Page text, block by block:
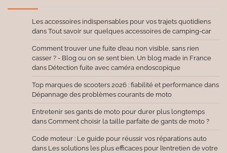
Les accessoires indispensables pour vos trajets quotidiens
dans Tout savoir sur quelques accessoires de camping-car
Comment trouver une fuite d’eau non visible, sans rien
casser ? - Blog ou on se sent bien. Un blog made in France
dans Détection fuite avec caméra endoscopique
Top marques de scooters 2026 : fiabilité et performance dans
Dépannage des problèmes courants de moto
Entretenir ses gants de moto pour durer plus longtemps
dans Comment choisir la taille parfaite de gants de moto ?
Code moteur : Le guide pour réussir vos réparations auto
dans Les solutions les plus efficaces pour l’entretien de votre